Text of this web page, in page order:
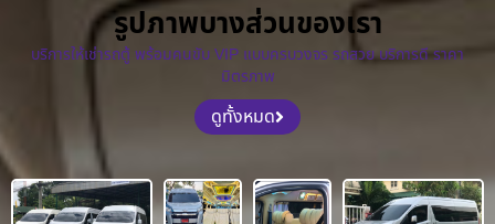
รูปภาพบางส่วนของเรา
บริการให้เช่ารถตู้ พร้อมคนขับ VIP แบบครบวงจร รถสวย บริการดี ราคา
มิตรภาพ
ดูทั้งหมด